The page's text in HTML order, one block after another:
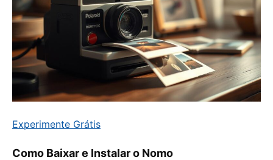
Experimente Grátis
Como Baixar e Instalar o Nomo